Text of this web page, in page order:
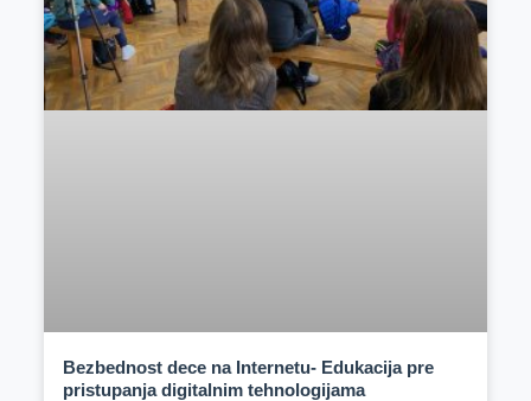
Bezbednost dece na Internetu- Edukacija pre
pristupanja digitalnim tehnologijama